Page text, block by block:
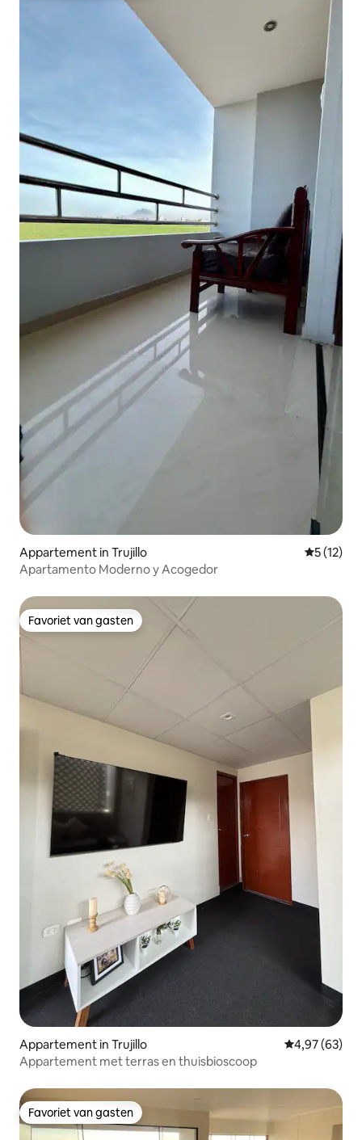
Appartement in Trujillo
5 (12)
Apartamento Moderno y Acogedor
Favoriet van gasten
Favoriet van gasten
Appartement in Trujillo Gemiddelde
4,97 (63)
Appartement met terras en thuisbioscoop
Favoriet van gasten
Favoriet van gasten